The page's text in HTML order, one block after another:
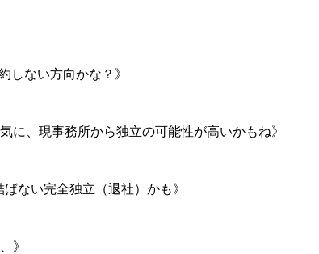
しない方向かな？》
、現事務所から独立の可能性が高いかもね》
ない完全独立（退社）かも》
》